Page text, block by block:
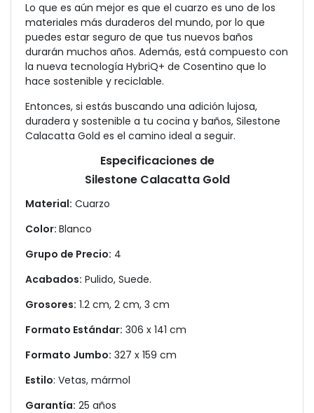
Lo que es aún mejor es que el cuarzo es uno de los
materiales más duraderos del mundo, por lo que
puedes estar seguro de que tus nuevos baños
durarán muchos años. Además, está compuesto con
la nueva tecnología HybriQ+ de Cosentino que lo
hace sostenible y reciclable.
Entonces, si estás buscando una adición lujosa,
duradera y sostenible a tu cocina y baños, Silestone
Calacatta Gold es el camino ideal a seguir.
Especificaciones de
Silestone Calacatta Gold
Material: Cuarzo
Color: Blanco
Grupo de Precio: 4
Acabados: Pulido, Suede.
Grosores: 1.2 cm, 2 cm, 3 cm
Formato Estándar: 306 x 141 cm
Formato Jumbo: 327 x 159 cm
Estilo: Vetas, mármol
Garantía: 25 años